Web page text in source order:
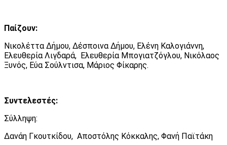
Παίζουν:
Νικολέττα Δήμου, Δέσποινα Δήμου, Ελένη Καλογιάννη,
Ελευθερία Λιγδαρά, Ελευθερία Μπογιατζόγλου, Νικόλαος
Ξυνός, Εύα Σούλντισα, Μάριος Φίκαρης.
Συντελεστές:
Σύλληψη:
Δανάη Γκουτκίδου, Αποστόλης Κόκκαλης, Φανή Παϊτάκη